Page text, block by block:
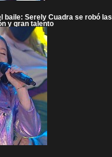
baile: Serely Cuadra se robó
y gran talento